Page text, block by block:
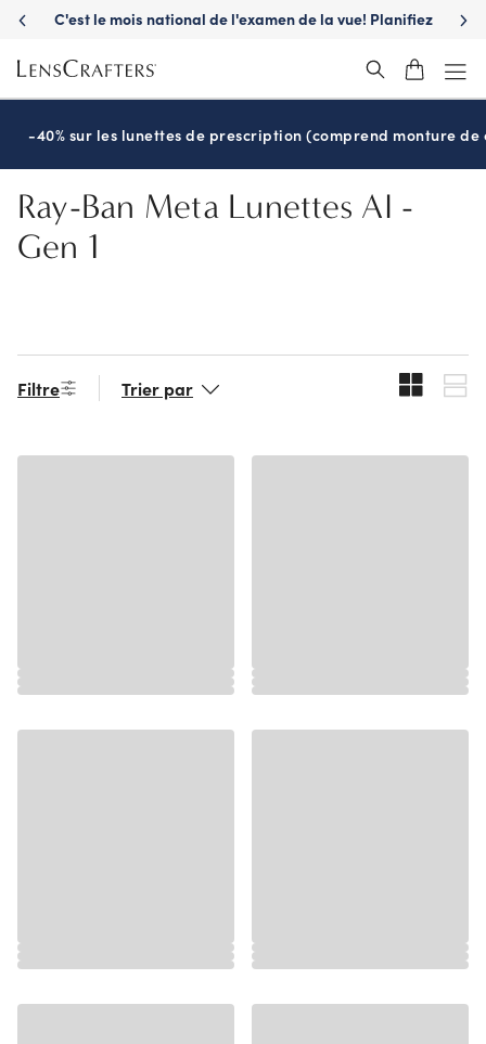
Skip
main
content
C'est le mois national de l'examen de la vue! Planifiez
-40% sur les lunettes de prescription (comprend monture de
Ray-Ban Meta Lunettes AI -
Gen 1
Filtre Trier par